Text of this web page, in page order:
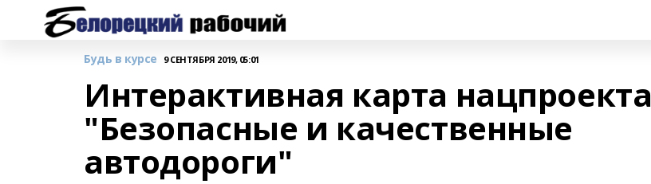
Будь в курсе 9 СЕНТЯБРЯ 2019, 05:01
Интерактивная карта нацпроекта
"Безопасные и качественные
автодороги"